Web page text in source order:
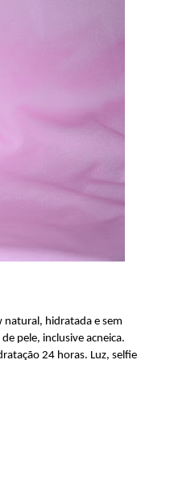
natural, hidratada e sem
pele, inclusive acneica.
24 horas. Luz, selfie